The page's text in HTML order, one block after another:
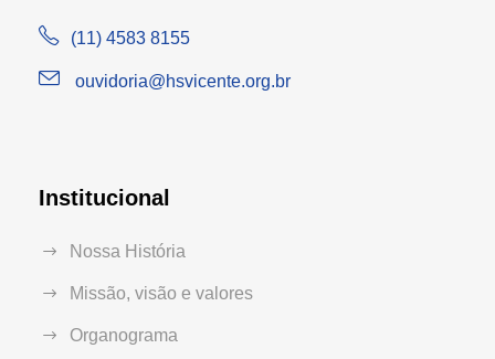
(11) 4583 8155
ouvidoria@hsvicente.org.br
Institucional
Nossa História
Missão, visão e valores
Organograma